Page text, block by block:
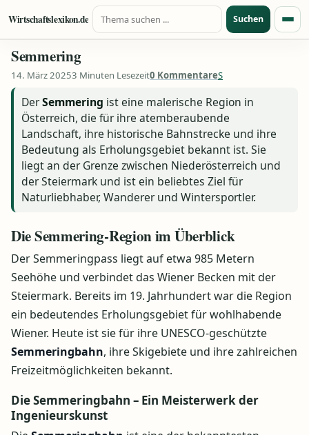
Zum Inhalt springen
Wirtschaftslexikon.de
Suche nach:
Suchen
Semmering
14. März 20253 Minuten Lesezeit0 KommentareS
DerSemmering ist eine malerische Region in
Österreich, die für ihre atemberaubende
Landschaft, ihre historische Bahnstrecke und ihre
Bedeutung als Erholungsgebiet bekannt ist. Sie
liegt an der Grenze zwischen Niederösterreich und
der Steiermark und ist ein beliebtes Ziel für
Naturliebhaber, Wanderer und Wintersportler.
Die Semmering-Region im Überblick
Der Semmeringpass liegt auf etwa 985 Metern
Seehöhe und verbindet das Wiener Becken mit der
Steiermark. Bereits im 19. Jahrhundert war die Region
ein bedeutendes Erholungsgebiet für wohlhabende
Wiener. Heute ist sie für ihre UNESCO-geschützte
Semmeringbahn, ihre Skigebiete und ihre zahlreichen
Freizeitmöglichkeiten bekannt.
Die Semmeringbahn – Ein Meisterwerk der
Ingenieurskunst